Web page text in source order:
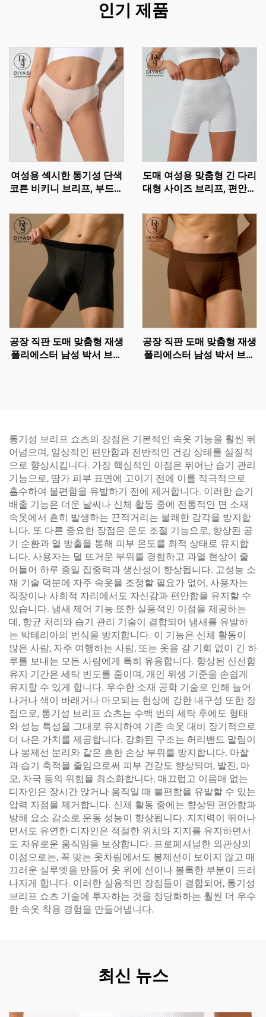
인기 제품
여성용 섹시한 통기성 단색
코튼 비키니 브리프, 부드럽
도매 여성용 맞춤형 긴 다리
대형 사이즈 브리프, 편안한
공장 직판 도매 맞춤형 재생
폴리에스터 남성 박서 브리
공장 직판 도매 맞춤형 재생
폴리에스터 남성 박서 브리
통기성 브리프 쇼츠의 장점은 기본적인 속옷 기능을 훨씬 뛰
어넘으며, 일상적인 편안함과 전반적인 건강 상태를 실질적
으로 향상시킵니다. 가장 핵심적인 이점은 뛰어난 습기 관리
기능으로, 땀가 피부 표면에 고이기 전에 이를 적극적으로
흡수하여 불편함을 유발하기 전에 제거합니다. 이러한 습기
배출 기능은 더운 날씨나 신체 활동 중에 전통적인 면 소재
속옷에서 흔히 발생하는 끈적거리는 불쾌한 감각을 방지합
니다. 또 다른 중요한 장점은 온도 조절 기능으로, 향상된 공
기 순환과 열 방출을 통해 피부 온도를 최적 상태로 유지합
니다. 사용자는 덜 뜨거운 부위를 경험하고 과열 현상이 줄
어들어 하루 종일 집중력과 생산성이 향상됩니다. 고성능 소
재 기술 덕분에 자주 속옷을 조정할 필요가 없어, 사용자는
직장이나 사회적 자리에서도 자신감과 편안함을 유지할 수
있습니다. 냄새 제어 기능 또한 실용적인 이점을 제공하는
데, 항균 처리와 습기 관리 기술이 결합되어 냄새를 유발하
는 박테리아의 번식을 방지합니다. 이 기능은 신체 활동이
많은 사람, 자주 여행하는 사람, 또는 옷을 갈 기회 없이 긴 하
루를 보내는 모든 사람에게 특히 유용합니다. 향상된 신선함
유지 기간은 세탁 빈도를 줄이며, 개인 위생 기준을 손쉽게
유지할 수 있게 합니다. 우수한 소재 공학 기술로 인해 늘어
나거나 색이 바래거나 마모되는 현상에 강한 내구성 또한 장
점으로, 통기성 브리프 쇼츠는 수백 번의 세탁 후에도 형태
와 성능 특성을 그대로 유지하여 기존 속옷 대비 장기적으로
더 나은 가치를 제공합니다. 강화된 구조는 허리밴드 말림이
나 봉제선 분리와 같은 흔한 손상 부위를 방지합니다. 마찰
과 습기 축적을 줄임으로써 피부 건강도 향상되며, 발진, 마
모, 자극 등의 위험을 최소화합니다. 매끄럽고 이음매 없는
디자인은 장시간 앉거나 움직일 때 불편함을 유발할 수 있는
압력 지점을 제거합니다. 신체 활동 중에는 향상된 편안함과
방해 요소 감소로 운동 성능이 향상됩니다. 지지력이 뛰어나
면서도 유연한 디자인은 적절한 위치와 지지를 유지하면서
도 자유로운 움직임을 보장합니다. 프로페셔널한 외관상의
이점으로는, 꼭 맞는 옷차림에서도 봉제선이 보이지 않고 매
끄러운 실루엣을 만들어 옷 위에 선이나 볼록한 부분이 드러
나지게 합니다. 이러한 실용적인 장점들이 결합되어, 통기성
브리프 쇼츠 기술에 투자하는 것을 정당화하는 훨씬 더 우수
한 속옷 착용 경험을 만들어냅니다.
최신 뉴스